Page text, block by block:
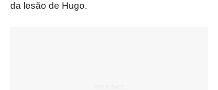
da lesão de Hugo.